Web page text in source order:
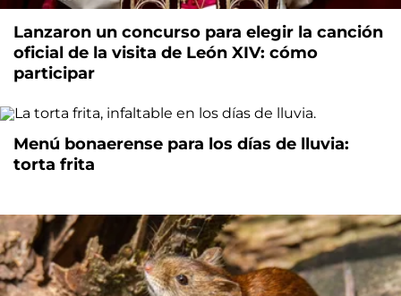
Lanzaron un concurso para elegir la canción
oficial de la visita de León XIV: cómo
participar
Menú bonaerense para los días de lluvia:
torta frita